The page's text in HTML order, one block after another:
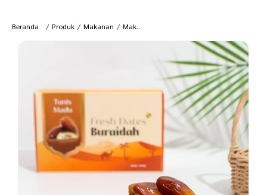
Beranda / Produk / Makanan / Makanan Segar